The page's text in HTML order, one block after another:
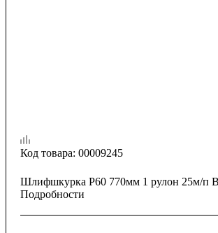
Код товара: 00009245
Шлифшкурка P60 770мм 1 рулон 25м/п
Подробности